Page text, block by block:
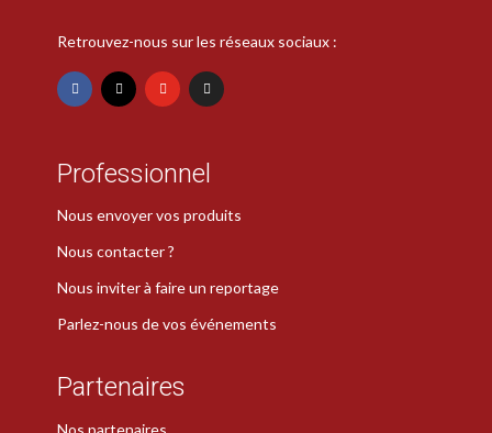
Retrouvez-nous sur les réseaux sociaux :
Professionnel
Nous envoyer vos produits
Nous contacter ?
Nous inviter à faire un reportage
Parlez-nous de vos événements
Partenaires
Nos partenaires